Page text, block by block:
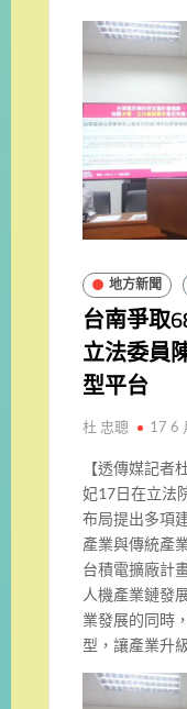
單
地方新聞
台南爭取
立法委員
型平台
杜 忠聰 17 6
【透傳媒記者
妃17日在立法
布局提出多項
產業與傳統產
台積電擴廠計
人機產業鏈發
業發展的同時
型，讓產業升